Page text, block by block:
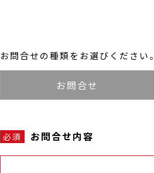
お問合せの種類をお選びください。
お問合せ
必須 お問合せ内容